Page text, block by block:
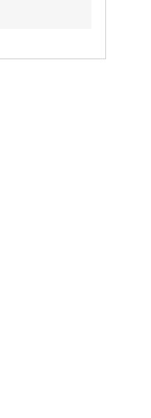
井。该项目工期
民生项目，受到